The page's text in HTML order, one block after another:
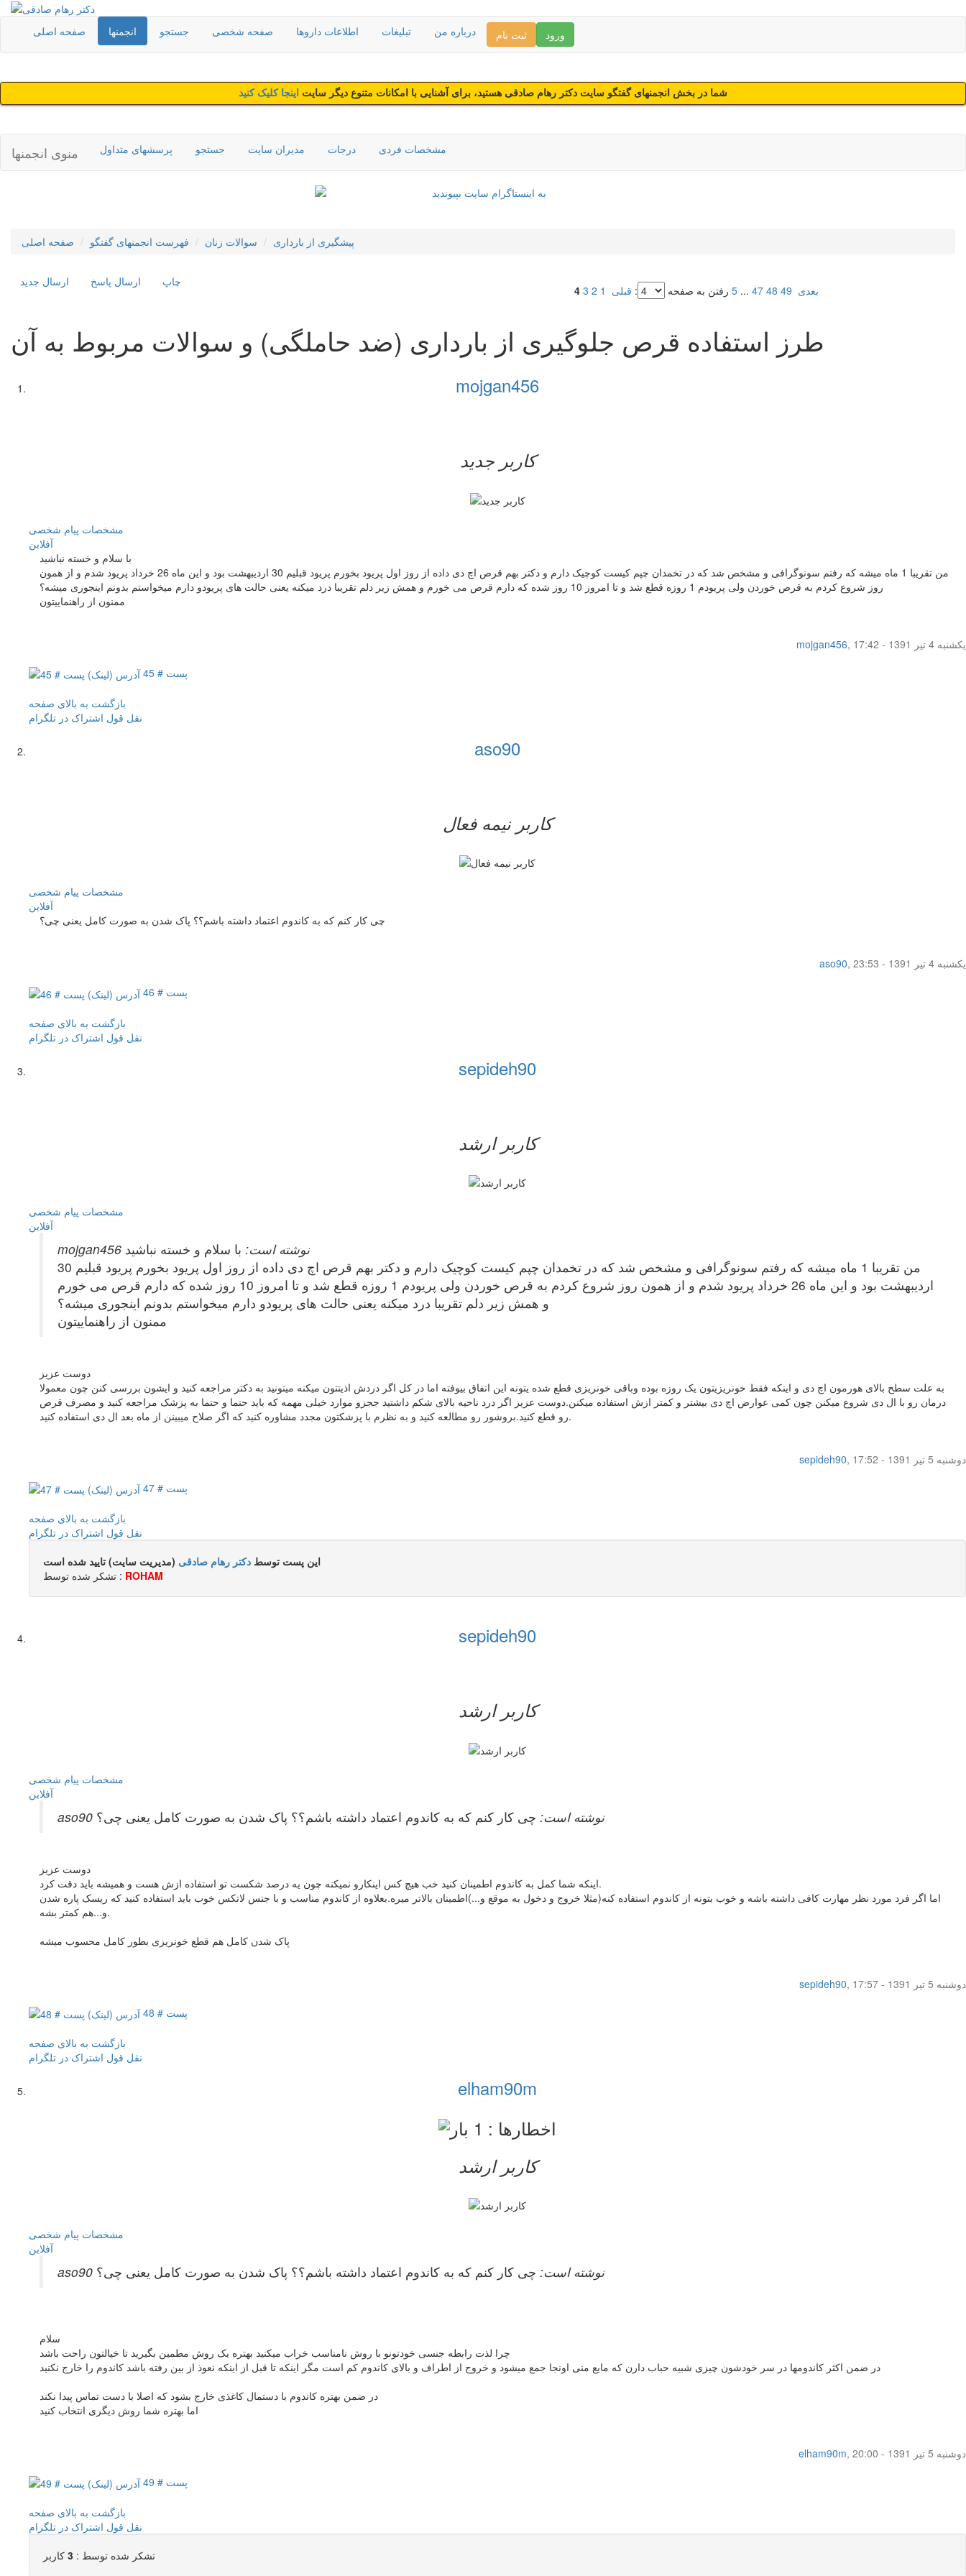
صفحه اصلی انجمنها جستجو صفحه شخصی اطلاعات داروها تبلیغات درباره من ثبت نام ورود
شما در بخش انجمنهای گفتگو سایت دکتر رهام صادقی هستید، برای آشنایی با امکانات متنوع دیگر سایت اینجا کلیک کنید
منوی انجمنها پرسشهای متداول جستجو مدیران سایت درجات مشخصات فردی
صفحه اصلی فهرست انجمنهای گفتگو سوالات زنان پیشگیری از بارداری
ارسال جديد ارسال پاسخ چاپ
رفتن به صفحه : قبلی 1
2
3
4 5 ... 47 48 49 بعدی
طرز استفاده قرص جلوگیری از بارداری (ضد حاملگی) و سوالات مربوط به آن
mojgan456
کاربر جدید
مشخصات پیام شخصی
آفلاين
با سلام و خسته نباشید
من تقریبا 1 ماه میشه که رفتم سونوگرافی و مشخص شد که در تخمدان چپم کیست کوچیک دارم و دکتر بهم قرص اچ دی داده از روز اول پریود بخورم پریود قبلیم 30 اردیبهشت بود و این ماه 26 خرداد پریود شدم و از همون
روز شروع کردم به قرص خوردن ولی پریودم 1 روزه قطع شد و تا امروز 10 روز شده که دارم قرص می خورم و همش زیر دلم تقریبا درد میکنه یعنی حالت های پریودو دارم میخواستم بدونم اینجوری میشه؟
ممنون از راهنماییتون
mojgan456,
یکشنبه 4 تیر 1391 - 17:42
پست # 45
بازگشت به بالای صفحه
نقل قول اشتراک در تلگرام
aso90
کاربر نيمه فعال
مشخصات پیام شخصی
آفلاين
چی کار کنم که به کاندوم اعتماد داشته باشم؟؟ پاک شدن به صورت کامل یعنی چی؟
aso90,
یکشنبه 4 تیر 1391 - 23:53
پست # 46
بازگشت به بالای صفحه
نقل قول اشتراک در تلگرام
sepideh90
کاربر ارشد
مشخصات پیام شخصی
آفلاين
mojgan456 نوشته است: با سلام و خسته نباشید
من تقریبا 1 ماه میشه که رفتم سونوگرافی و مشخص شد که در تخمدان چپم کیست کوچیک دارم و دکتر بهم قرص اچ دی داده از روز اول پریود بخورم پریود قبلیم 30
اردیبهشت بود و این ماه 26 خرداد پریود شدم و از همون روز شروع کردم به قرص خوردن ولی پریودم 1 روزه قطع شد و تا امروز 10 روز شده که دارم قرص می خورم
و همش زیر دلم تقریبا درد میکنه یعنی حالت های پریودو دارم میخواستم بدونم اینجوری میشه؟
ممنون از راهنماییتون
دوست عزیز
به علت سطح بالای هورمون اچ دی و اینکه فقط خونریزیتون یک روزه بوده وباقی خونریزی قطع شده یتونه این اتفاق بیوفته اما در کل اگر دردش اذیتتون میکنه میتونید به دکتر مراجعه کنید و ایشون بررسی کنن چون معمولا
درمان رو با ال دی شروع میکنن چون کمی عوارض اچ دی بیشتر و کمتر ازش استفاده میکنن.دوست عزیز اگر درد ناحیه بالای شکم داشتید ججزو موارد خیلی مهمه که باید حتما و حتما به پزشک مراجعه کنید و مصرف قرص
رو قطع کنید.بروشور رو مطالعه کنید و به نظرم با پزشکتون مجدد مشاوره کنید که اگر صلاح میبینن از ماه بعد ال دی استفاده کنید.
sepideh90,
دوشنبه 5 تیر 1391 - 17:52
پست # 47
بازگشت به بالای صفحه
نقل قول اشتراک در تلگرام
این پست توسط دکتر رهام صادقی (مدیریت سایت) تایید شده است
تشکر شده توسط : ROHAM
sepideh90
کاربر ارشد
مشخصات پیام شخصی
آفلاين
aso90 نوشته است: چی کار کنم که به کاندوم اعتماد داشته باشم؟؟ پاک شدن به صورت کامل یعنی چی؟
دوست عزیز
اینکه شما کمل به کاندوم اطمینان کنید خب هیچ کس اینکارو نمیکنه چون یه درصد شکست تو استفاده ازش هست و همیشه باید دقت کرد.
اما اگر فرد مورد نظر مهارت کافی داشته باشه و خوب بتونه از کاندوم استفاده کنه(مثلا خروج و دخول به موقع و...)اطمینان بالاتر میره.بعلاوه از کاندوم مناسب و با جنس لاتکس خوب باید استفاده کنید که ریسک پاره شدن
و...هم کمتر بشه.
پاک شدن کامل هم قطع خونریزی بطور کامل محسوب میشه
sepideh90,
دوشنبه 5 تیر 1391 - 17:57
پست # 48
بازگشت به بالای صفحه
نقل قول اشتراک در تلگرام
elham90m
کاربر ارشد
مشخصات پیام شخصی
آفلاين
aso90 نوشته است: چی کار کنم که به کاندوم اعتماد داشته باشم؟؟ پاک شدن به صورت کامل یعنی چی؟
سلام
چرا لذت رابطه جنسی خودتونو با روش نامناسب خراب میکنید بهتره یک روش مطمین بگیرید تا خیالتون راحت باشد
در ضمن اکثر کاندومها در سر خودشون چیزی شبیه حباب دارن که مایع منی اونجا جمع میشود و خروج از اطراف و بالای کاندوم کم است مگر اینکه تا قبل از اینکه نعوذ از بین رفته باشد کاندوم را خارج نکنید
در ضمن بهتره کاندوم با دستمال کاغذی خارج بشود که اصلا با دست تماس پیدا نکند
اما بهتره شما روش دیگری انتخاب کنید
elham90m,
دوشنبه 5 تیر 1391 - 20:00
پست # 49
بازگشت به بالای صفحه
نقل قول اشتراک در تلگرام
تشکر شده توسط : 3 کاربر